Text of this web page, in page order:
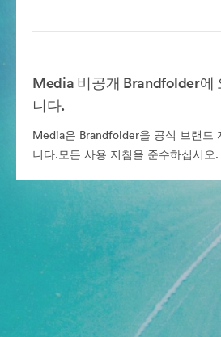
Media 비공개 Brandfolder에
니다.
Media은 Brandfolder을 공식 브랜드
니다.모든 사용 지침을 준수하십시오.